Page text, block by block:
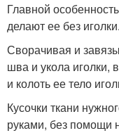
Главной
делают ее без
Сворачивая и
шва и укола иголки,
и колоть ее тело
Кусочки ткани
руками, без помощи